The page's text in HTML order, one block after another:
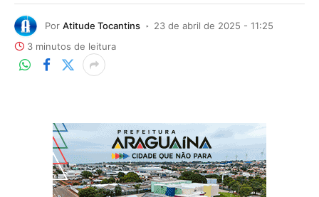
Por Atitude Tocantins
23 de abril de 2025 - 11:25
3 minutos de leitura